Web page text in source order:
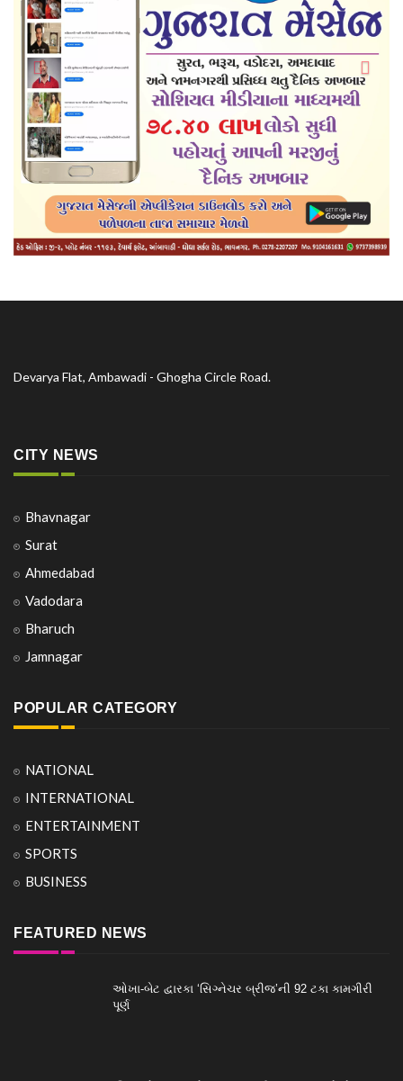
Devarya Flat, Ambawadi - Ghogha Circle Road.
CITY NEWS
Bhavnagar
Surat
Ahmedabad
Vadodara
Bharuch
Jamnagar
POPULAR CATEGORY
NATIONAL
INTERNATIONAL
ENTERTAINMENT
SPORTS
BUSINESS
FEATURED NEWS
ઓખા-બેટ દ્વારકા ‘સિગ્નેચર બ્રીજ’ની 92 ટકા કામગીરી
પૂર્ણ